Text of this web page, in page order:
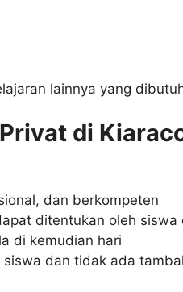
lainnya yang
di
dan berkompeten
ditentukan oleh
di kemudian hari
siswa dan tidak ada